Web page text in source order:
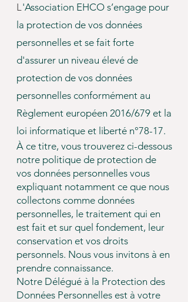
L'Association EHCO s’engage pour
la protection de vos données
personnelles et se fait forte
d'assurer un niveau élevé de
protection de vos données
personnelles conformément au
Règlement européen 2016/679 et la
loi informatique et liberté n°78-17.
À ce titre, vous trouverez ci-dessous
notre politique de protection de
vos données personnelles vous
expliquant notamment ce que nous
collectons comme données
personnelles, le traitement qui en
est fait et sur quel fondement, leur
conservation et vos droits
personnels. Nous vous invitons à en
prendre connaissance.
Notre Délégué à la Protection des
Données Personnelles est à votre